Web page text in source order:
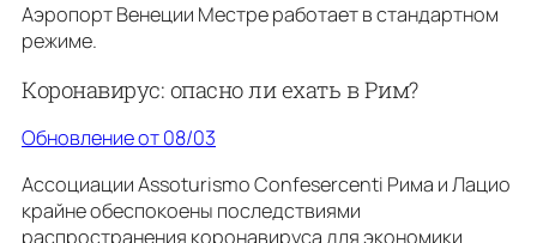
Аэропорт Венеции Местре работает в стандартном
режиме.
Коронавирус: опасно ли ехать в Рим?
Обновление от 08/03
Ассоциации Assoturismo Confesercenti Рима и Лацио
крайне обеспокоены последствиями
распространения коронавируса для экономики